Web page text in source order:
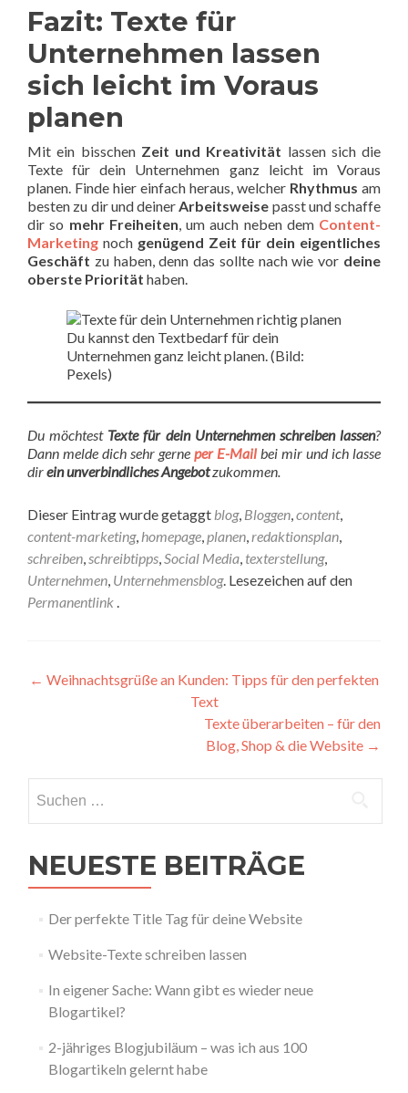
Fazit: Texte für
Unternehmen lassen
sich leicht im Voraus
planen
Mit ein bisschen Zeit und Kreativität lassen sich die
Texte für dein Unternehmen ganz leicht im Voraus
planen. Finde hier einfach heraus, welcher Rhythmus am
besten zu dir und deinerArbeitsweise passt und schaffe
dir so mehr Freiheiten, um auch neben dem Content-
Marketing noch genügend Zeit für dein eigentliches
Geschäft zu haben, denn das sollte nach wie vor deine
oberste Priorität haben.
Du kannst den Textbedarf für dein
Unternehmen ganz leicht planen. (Bild:
Pexels)
Du möchtest Texte für dein Unternehmen schreiben lassen?
Dann melde dich sehr gerne per E-Mail bei mir und ich lasse
direin unverbindliches Angebotzukommen.
Dieser Eintrag wurde getaggt blog, Bloggen,content,
content-marketing, homepage,planen,redaktionsplan,
schreiben,schreibtipps,Social Media, texterstellung,
Unternehmen, Unternehmensblog. Lesezeichen auf den
Permanentlink .
← Weihnachtsgrüße an Kunden: Tipps für den perfekten
Text
Texte überarbeiten – für den
Blog, Shop & die Website →
NEUESTE BEITRÄGE
Der perfekte Title Tag für deine Website
Website-Texte schreiben lassen
In eigener Sache: Wann gibt es wieder neue
Blogartikel?
2-jähriges Blogjubiläum – was ich aus 100
Blogartikeln gelernt habe